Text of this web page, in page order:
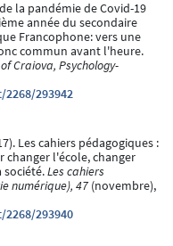
la pandémie de Covid-19
année du secondaire
Francophone: vers une
commun avant l'heure.
Craiova, Psychology-
293942
Les cahiers pédagogiques :
changer l'école, changer
société.Les cahiers
numérique), 47 (novembre),
293940